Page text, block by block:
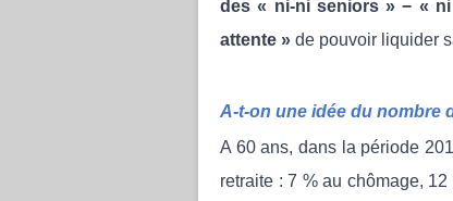
des « ni-ni seniors » − «
attente » de pouvoir liquider
A-t-on une idée du nombre
A 60 ans, dans la période
retraite : 7 % au chômage,